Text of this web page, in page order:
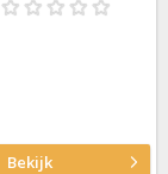
Bekijk